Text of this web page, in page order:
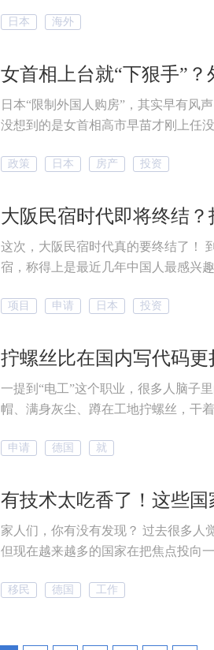
市三天市值突破200亿港元！（折合人
日本 海外
日本“限制外国人购房”，其实早有风
没想到的是女首相高市早苗才刚上任
持有状况、严查国籍信息！ 更狠的是，还明确表示所有修订措施与
政策 日本 房产 投资
这次，大阪民宿时代真的要终结了！ 到日本购置房产、投资开民
宿，称得上是最近几年中国人最感兴趣的话题
策红利，成为中国人“扎堆开民宿”的
荣之下，一盆冷水突然泼了下来。 据日本关西电视台报道，针对频
发纠纷投诉的特区民宿，大阪市正式决
停受理新的特区民宿申请！
项目 申请 日本 投资
一提到“电工”这个职业，很多人脑子
帽、满身灰尘、蹲在工地拧螺丝，干着“
不仅不掉价，反而可能比在国内写代码的人更挣
短缺问题预计将显著恶化，到2028年
空缺。这一缺口较2024年报告的48.7
各行各业都在“缺人”！
申请 德国 就
有技术太吃香了！这些国
家人们，你有没有发现？ 过去很多人觉得移民就是拼钱、拼家底，
但现在越来越多的国家在把焦点投向一个
的“香饽饽”。
移民 德国 工作